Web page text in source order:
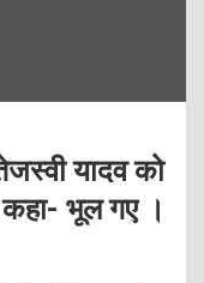
यादव को
भूल गए ।